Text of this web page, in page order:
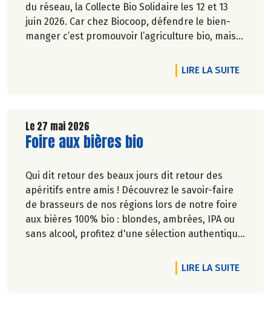
du réseau, la Collecte Bio Solidaire les 12 et 13
juin 2026. Car chez Biocoop, défendre le bien-
manger c’est promouvoir l’agriculture bio, mais
LIRE LA SUITEDE
Le 27 mai 2026
Lire la suite de l'article
Foire aux bières bio
Qui dit retour des beaux jours dit retour des
apéritifs entre amis ! Découvrez le savoir-faire
de brasseurs de nos régions lors de notre foire
aux bières 100% bio : blondes, ambrées, IPA ou
sans alcool, profitez d'une sélection authentique
LIRE LA SUITEDE